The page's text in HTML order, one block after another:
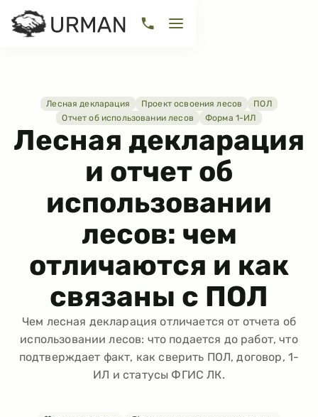
Лесная декларация Проект освоения лесов
ПОЛ
Отчет об использовании лесов
Форма 1-ИЛ
Лесная декларация
и отчет об
использовании
лесов: чем
отличаются и как
связаны с ПОЛ
Чем лесная декларация отличается от отчета об
использовании лесов: что подается до работ, что
подтверждает факт, как сверить ПОЛ, договор, 1-
ИЛ и статусы ФГИС ЛК.